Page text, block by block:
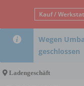
Kauf /
Wegen
geschlossen
Ladengeschäft